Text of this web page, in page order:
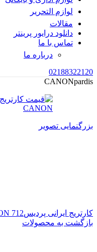
لوازم التحریر
مقالات
دانلود درایور پرینتر
تماس با ما
درباره ما
02188322120
CANONpardis
بزرگنمایی تصویر
کارتریج ایرانی پردیس712 CANON
بازگشت به محصولات